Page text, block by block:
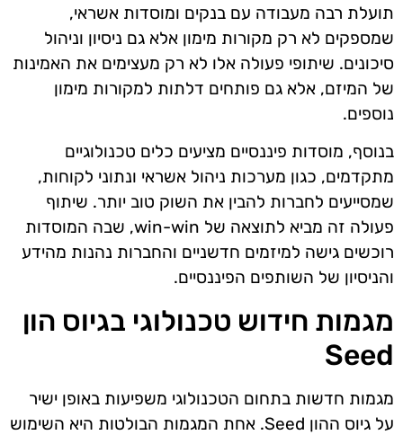
תועלת רבה מעבודה עם בנקים ומוסדות אשראי,
שמספקים לא רק מקורות מימון אלא גם ניסיון וניהול
סיכונים. שיתופי פעולה אלו לא רק מעצימים את האמינות
של המיזם, אלא גם פותחים דלתות למקורות מימון
נוספים.
בנוסף, מוסדות פיננסיים מציעים כלים טכנולוגיים
מתקדמים, כגון מערכות ניהול אשראי ונתוני לקוחות,
שמסייעים לחברות להבין את השוק טוב יותר. שיתוף
פעולה זה מביא לתוצאה של win-win, שבה המוסדות
רוכשים גישה למיזמים חדשניים והחברות נהנות מהידע
והניסיון של השותפים הפיננסיים.
מגמות חידוש טכנולוגי בגיוס הון
Seed
מגמות חדשות בתחום הטכנולוגי משפיעות באופן ישיר
על גיוס ההון Seed. אחת המגמות הבולטות היא השימוש